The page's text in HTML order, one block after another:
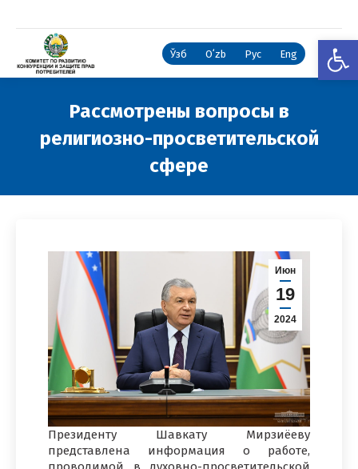
Ўзб Oʻzb Рус Eng
Рассмотрены вопросы в
религиозно-просветительской
сфере
Июн
19
2024
Президенту Шавкату Мирзиёеву
представлена информация о работе,